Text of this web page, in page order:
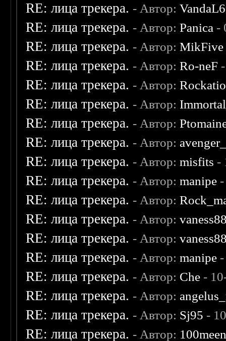
RE: лица трекера. - Автор:
RE: лица трекера. - Автор:Panica -
RE: лица трекера. - Автор:MikFive
RE: лица трекера. - Автор:Ro-neF
RE: лица трекера. - Автор:
RE: лица трекера. - Автор:
RE: лица трекера. - Автор:
RE: лица трекера. - Автор:
RE: лица трекера. - Автор:misfits -
RE: лица трекера. - Автор:manipe
RE: лица трекера. - Автор:
RE: лица трекера. - Автор:
RE: лица трекера. - Автор:
RE: лица трекера. - Автор:manipe
RE: лица трекера. - Автор: Che -
RE: лица трекера. - Автор:
RE: лица трекера. - Автор: Sj95 -
RE: лица трекера. - Автор: